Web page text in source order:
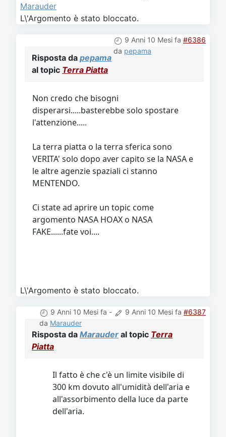
Marauder
L\'Argomento è stato bloccato.
9 Anni 10 Mesi fa #6386
da pepama
Risposta da pepama
al topic Terra Piatta
Non credo che bisogni
disperarsi.....basterebbe solo spostare
l'attenzione.....
La terra piatta o la terra sferica sono
VERITA' solo dopo aver capito se la NASA e
le altre agenzie spaziali ci stanno
MENTENDO.
Ci state ad aprire un topic come
argomento NASA HOAX o NASA
FAKE......fate voi....
L\'Argomento è stato bloccato.
9 Anni 10 Mesi fa - 9 Anni 10 Mesi fa #6387
da Marauder
Risposta da Marauder al topic Terra
Piatta
Il fatto è che c'è un limite visibile di
300 km dovuto all'umidità dell'aria e
all'assorbimento della luce da parte
dell'aria.